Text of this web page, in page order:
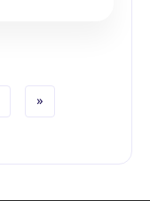
الصفحة
«